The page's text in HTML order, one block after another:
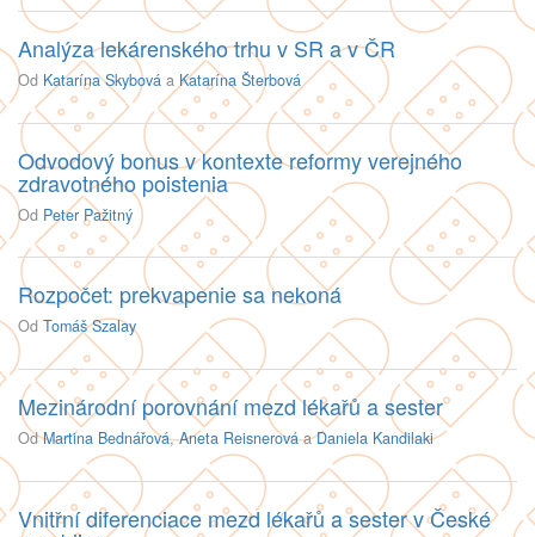
Analýza lekárenského trhu v SR a v ČR
Od Katarína Skybová a Katarína Šterbová
Odvodový bonus v kontexte reformy verejného
zdravotného poistenia
Od Peter Pažitný
Rozpočet: prekvapenie sa nekoná
Od Tomáš Szalay
Mezinárodní porovnání mezd lékařů a sester
OdMartina Bednářová,Aneta ReisnerováaDaniela Kandilaki
Vnitřní diferenciace mezd lékařů a sester v České